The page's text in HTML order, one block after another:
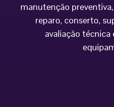
manutenção
reparo, conserto,
avaliação técnica